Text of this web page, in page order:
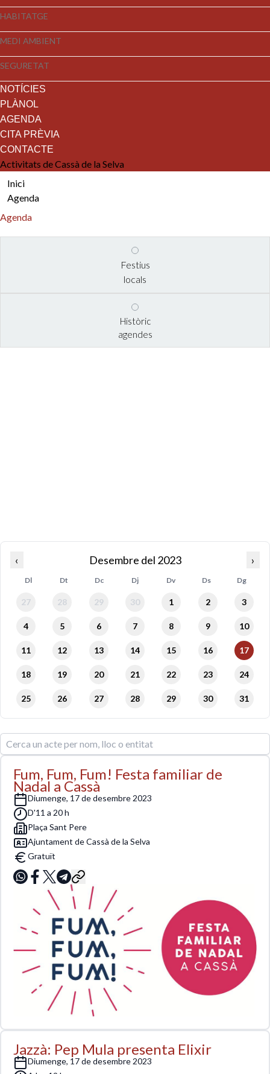
HABITATGE
MEDI AMBIENT
SEGURETAT
NOTÍCIES
PLÀNOL
AGENDA
CITA PRÈVIA
CONTACTE
Activitats de Cassà de la Selva
Inici
Agenda
Agenda
Festius
locals
Històric
agendes
‹ desembre del 2023 ›
Dl Dt Dc Dj Dv Ds Dg
27 28 29 30 1 2 3
4 5 6 7 8 9 10
11 12 13 14 15 16 17
18 19 20 21 22 23 24
25 26 27 28 29 30 31
Fum, Fum, Fum! Festa familiar de
Nadal a Cassà
diumenge, 17 de desembre 2023
D'11 a 20 h
Plaça Sant Pere
Ajuntament de Cassà de la Selva
Gratuït
Jazzà: Pep Mula presenta Elixir
diumenge, 17 de desembre 2023